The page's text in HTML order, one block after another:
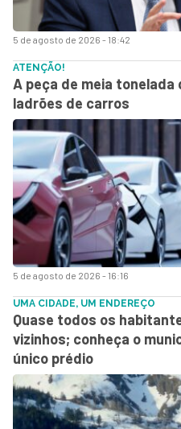
5 de agosto de 2026 - 18:42
5 de agosto de 2026 - 16:16
ATENÇÃO!
A peça de meia tonelada
ladrões de carros
UMA CIDADE, UM ENDEREÇO
Quase todos os
vizinhos; conheça o
único prédio